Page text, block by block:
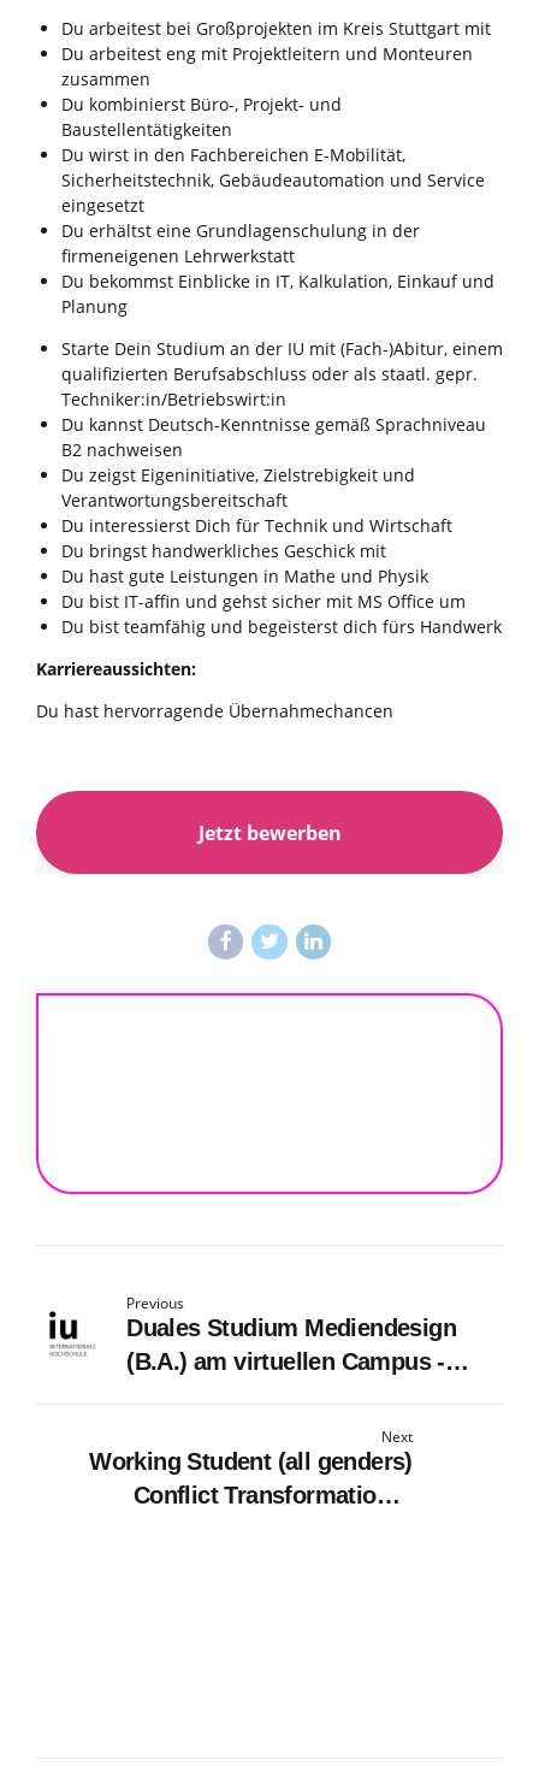
Du arbeitest bei Großprojekten im Kreis Stuttgart mit
Du arbeitest eng mit Projektleitern und Monteuren
zusammen
Du kombinierst Büro-, Projekt- und
Baustellentätigkeiten
Du wirst in den Fachbereichen E-Mobilität,
Sicherheitstechnik, Gebäudeautomation und Service
eingesetzt
Du erhältst eine Grundlagenschulung in der
firmeneigenen Lehrwerkstatt
Du bekommst Einblicke in IT, Kalkulation, Einkauf und
Planung
Starte Dein Studium an der IU mit (Fach-)Abitur, einem
qualifizierten Berufsabschluss oder als staatl. gepr.
Techniker:in/Betriebswirt:in
Du kannst Deutsch-Kenntnisse gemäß Sprachniveau
B2 nachweisen
Du zeigst Eigeninitiative, Zielstrebigkeit und
Verantwortungsbereitschaft
Du interessierst Dich für Technik und Wirtschaft
Du bringst handwerkliches Geschick mit
Du hast gute Leistungen in Mathe und Physik
Du bist IT-affin und gehst sicher mit MS Office um
Du bist teamfähig und begeisterst dich fürs Handwerk
Karriereaussichten:
Du hast hervorragende Übernahmechancen
Previous
Duales Studium Mediendesign
(B.A.) am virtuellen Campus -
Next
Working Student (all genders)
Conflict Transformation &